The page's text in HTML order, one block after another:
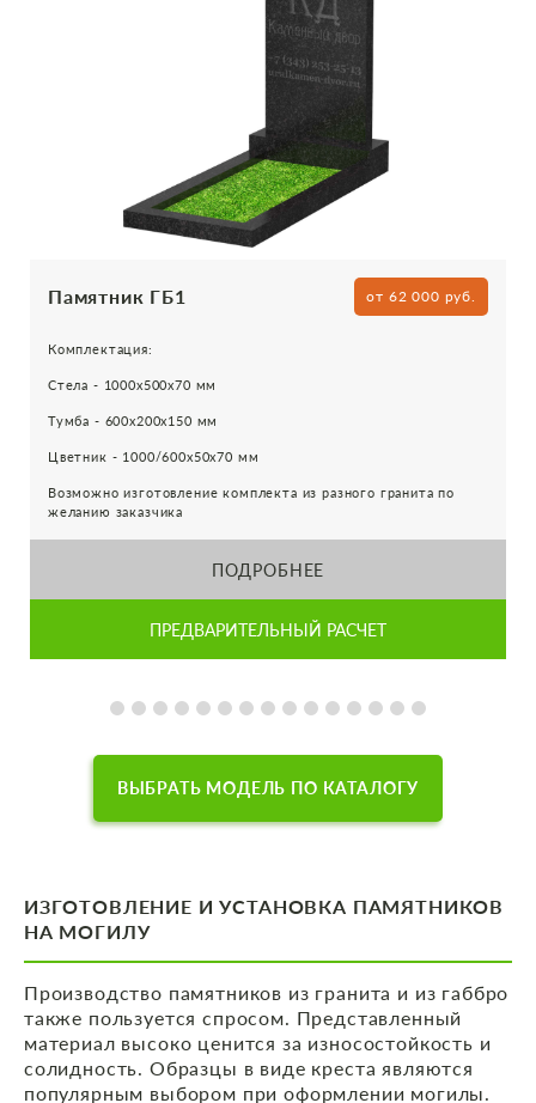
Памятник ГБ1 от 62 000 руб.
Комплектация:
Стела - 1000х500х70 мм
Тумба - 600х200х150 мм
Цветник - 1000/600х50х70 мм
Возможно изготовление комплекта из разного гранита по
желанию заказчика
ПОДРОБНЕЕ
ПРЕДВАРИТЕЛЬНЫЙ РАСЧЕТ
ВЫБРАТЬ МОДЕЛЬ ПО КАТАЛОГУ
ИЗГОТОВЛЕНИЕ И УСТАНОВКА ПАМЯТНИКОВ
НА МОГИЛУ
Производство памятников из гранита и из габбро
также пользуется спросом. Представленный
материал высоко ценится за износостойкость и
солидность. Образцы в виде креста являются
популярным выбором при оформлении могилы.